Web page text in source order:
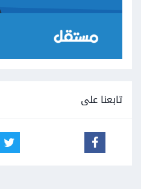
تابعنا على